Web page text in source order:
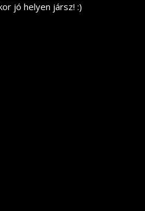
jó helyen jársz! :)